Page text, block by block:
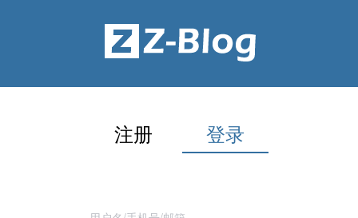
注册 登录